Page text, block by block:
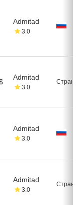
Admitad
3.0
Admitad
3.0
Стран:
Admitad
3.0
Admitad
3.0
Стран: